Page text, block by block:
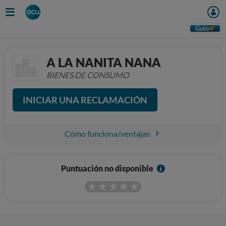
Guio
A LA NANITA NANA
BIENES DE CONSUMO
INICIAR UNA RECLAMACIÓN
Cómo funciona/ventajas
Puntuación no disponible
I